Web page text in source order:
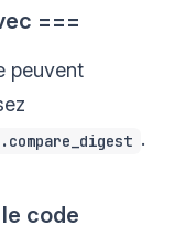
===
peuvent
.
code